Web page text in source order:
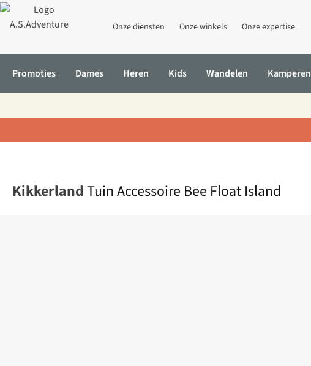
Onze diensten Onze winkels Onze expertise
Promoties Dames Heren Kids Wandelen Kamperen
KikkerlandTuin Accessoire Bee Float Island